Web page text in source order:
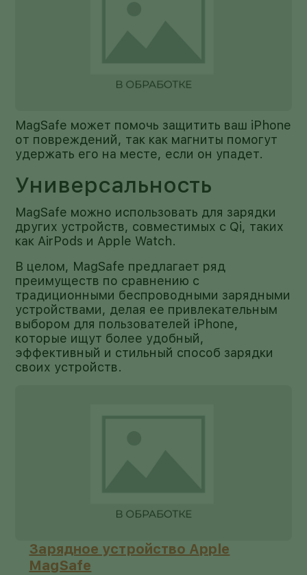
MagSafe может помочь защитить ваш iPhone
от повреждений, так как магниты помогут
удержать его на месте, если он упадет.
Универсальность
MagSafe можно использовать для зарядки
других устройств, совместимых с Qi, таких
как AirPods и Apple Watch.
В целом, MagSafe предлагает ряд
преимуществ по сравнению с
традиционными беспроводными зарядными
устройствами, делая ее привлекательным
выбором для пользователей iPhone,
которые ищут более удобный,
эффективный и стильный способ зарядки
своих устройств.
Зарядное устройство Apple
MagSafe